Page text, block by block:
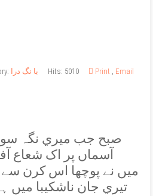
با نگ درا Hits: 5010 Print , Email
صبح جب ميري نگہ
آسماں پر اک شعاع
ميں نے پوچھا اس کرن
تيري جان ناشکيبا